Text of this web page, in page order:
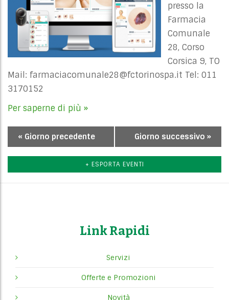
presso la
Farmacia
Comunale
28, Corso
Corsica 9, TO
Mail: farmaciacomunale28@fctorinospa.it Tel: 011
3170152
Per saperne di più »
Navigazione
per
giorno
« Giorno precedente Giorno successivo »
+ ESPORTA EVENTI
Link Rapidi
Servizi
Offerte e Promozioni
Novità